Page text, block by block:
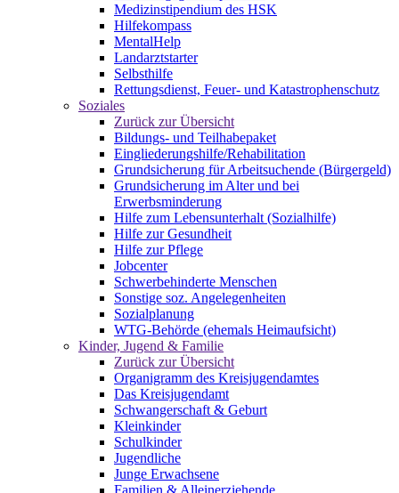
Medizinstipendium des HSK
Hilfekompass
MentalHelp
Landarztstarter
Selbsthilfe
Rettungsdienst, Feuer- und Katastrophenschutz
Soziales
Zurück zur Übersicht
Bildungs- und Teilhabepaket
Eingliederungshilfe/Rehabilitation
Grundsicherung für Arbeitsuchende (Bürgergeld)
Grundsicherung im Alter und bei
Erwerbsminderung
Hilfe zum Lebensunterhalt (Sozialhilfe)
Hilfe zur Gesundheit
Hilfe zur Pflege
Jobcenter
Schwerbehinderte Menschen
Sonstige soz. Angelegenheiten
Sozialplanung
WTG-Behörde (ehemals Heimaufsicht)
Kinder, Jugend & Familie
Zurück zur Übersicht
Organigramm des Kreisjugendamtes
Das Kreisjugendamt
Schwangerschaft & Geburt
Kleinkinder
Schulkinder
Jugendliche
Junge Erwachsene
Familien & Alleinerziehende